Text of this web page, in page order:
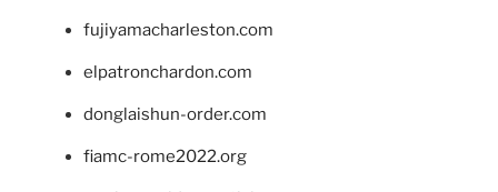
fujiyamacharleston.com
elpatronchardon.com
donglaishun-order.com
fiamc-rome2022.org